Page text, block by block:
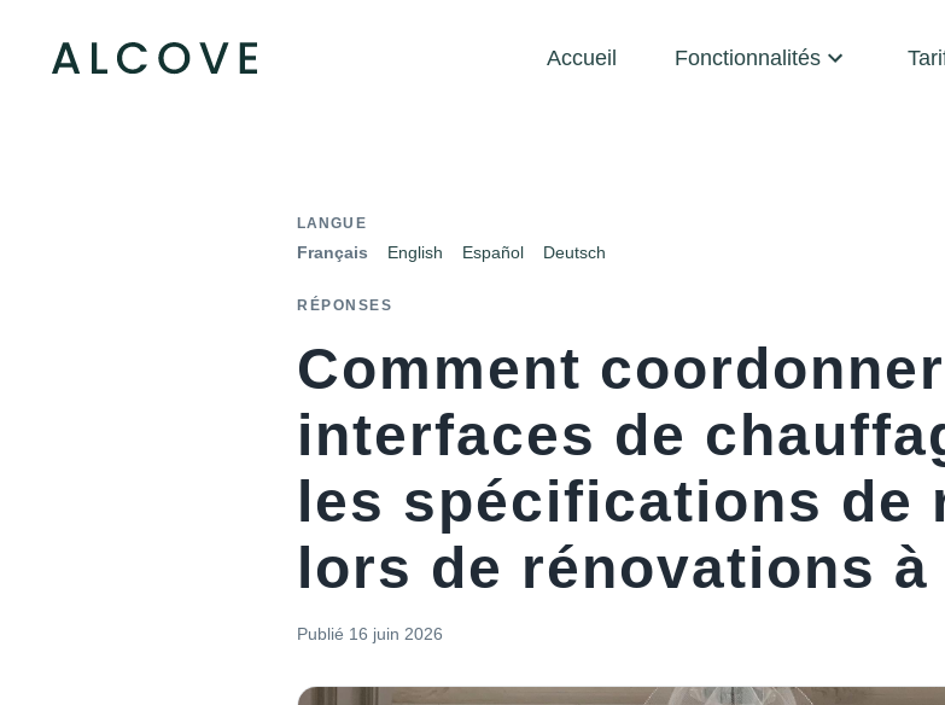
Accueil Fonctionnalités
LANGUE
Français English Español Deutsch
RÉPONSES
Comment
interfaces de
les spécifications de
lors de rénovations
Publié 16 juin 2026